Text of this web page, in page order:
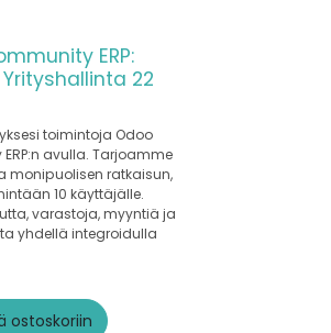
ERP:
22
toimintoja Odoo
avulla. Tarjoamme
monipuolisen ratkaisun,
10 käyttäjälle.
varastoja, myyntiä ja
yhdellä integroidulla
ostoskoriin